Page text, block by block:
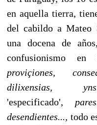
en aquella tierra,
del cabildo a Mateo
una docena de
confusionis­mo
proviçiones,
dilixensias,
'especificado',
desendientes..., todo